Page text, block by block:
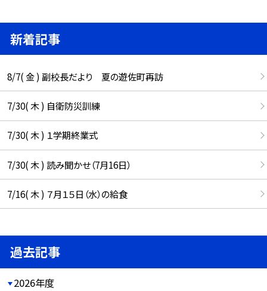
新着記事
8/7( 金 ) 副校長だより 夏の遊佐町再訪
7/30( 木 ) 自衛防災訓練
7/30( 木 ) １学期終業式
7/30( 木 ) 読み聞かせ（7月16日）
7/16( 木 ) ７月１５日（水）の給食
過去記事
2026年度